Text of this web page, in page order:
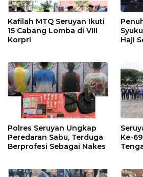
Kafilah MTQ Seruyan Ikuti
15 Cabang Lomba di VIII
Korpri
Haji
Polres Seruyan Ungkap
Peredaran Sabu, Terduga
Berprofesi Sebagai Nakes
Ke-